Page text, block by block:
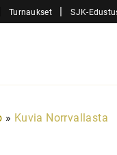
Turnaukset | SJK-
» Kuvia Norrvallasta